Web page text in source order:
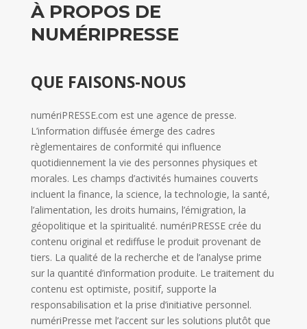
À PROPOS DE
NUMÉRIPRESSE
​QUE FAISONS-NOUS
numériPRESSE.com est une agence de presse.
L’information diffusée émerge des cadres
règlementaires de conformité qui influence
quotidiennement la vie des personnes physiques et
morales. Les champs d’activités humaines couverts
incluent la finance, la science, la technologie, la santé,
l’alimentation, les droits humains, l’émigration, la
géopolitique et la spiritualité. numériPRESSE crée du
contenu original et rediffuse le produit provenant de
tiers. La qualité de la recherche et de l’analyse prime
sur la quantité d’information produite. Le traitement du
contenu est optimiste, positif, supporte la
responsabilisation et la prise d’initiative personnel.
numériPresse met l’accent sur les solutions plutôt que